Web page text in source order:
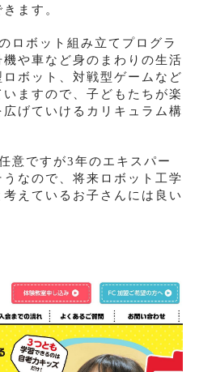
ます。
ロボット組み立てプログラ
や車など身のまわりの生活
ボット、対戦型ゲームなど
ますので、子どもたちが楽
げていけるカリキュラム構
意ですが3年のエキスパー
なので、将来ロボット工学
えているお子さんには良い